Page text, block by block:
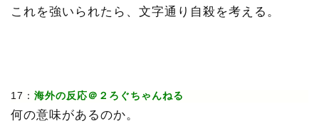
これを強いられたら、文字通り自殺を考える。
17： 海外の反応＠２ろぐちゃんねる
何の意味があるのか。